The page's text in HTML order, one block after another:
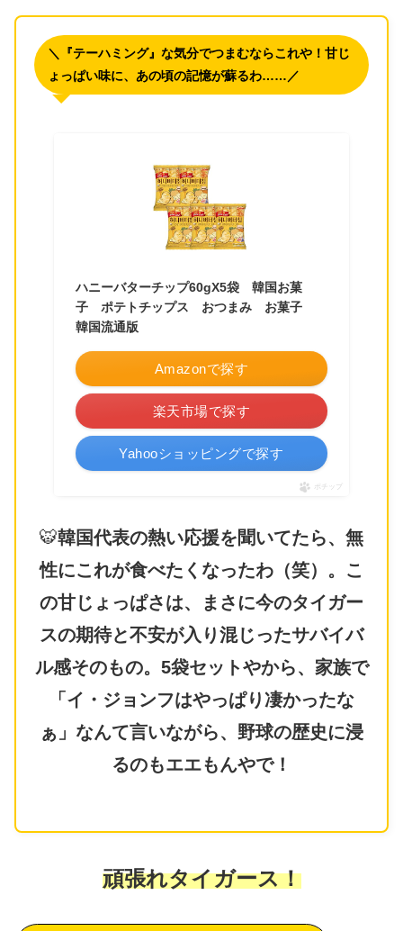
＼『テーハミング』な気分でつまむならこれや！甘じ
ょっぱい味に、あの頃の記憶が蘇るわ……／
ハニーバターチップ60gX5袋 韓国お菓
子 ポテトチップス おつまみ お菓子
韓国流通版
Amazonで探す
楽天市場で探す
Yahooショッピングで探す
ポチップ
🐯韓国代表の熱い応援を聞いてたら、無
性にこれが食べたくなったわ（笑）。こ
の甘じょっぱさは、まさに今のタイガー
スの期待と不安が入り混じったサバイバ
ル感そのもの。5袋セットやから、家族で
「イ・ジョンフはやっぱり凄かったな
ぁ」なんて言いながら、野球の歴史に浸
るのもエエもんやで！
頑張れタイガース！